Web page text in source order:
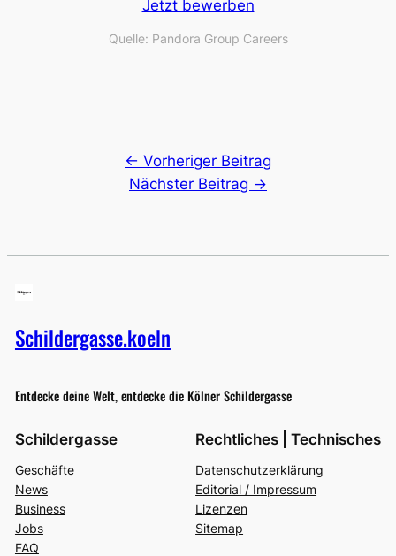
Jetzt bewerben
Quelle: Pandora Group Careers
← Vorheriger Beitrag
Nächster Beitrag →
Schildergasse.koeln
Entdecke deine Welt, entdecke die Kölner Schildergasse
Schildergasse
Geschäfte
News
Business
Jobs
FAQ
Rechtliches | Technisches
Datenschutzerklärung
Editorial / Impressum
Lizenzen
Sitemap